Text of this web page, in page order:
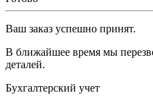
Ваш заказ успешно принят.
В ближайшее время мы
деталей.
Бухгалтерский учет